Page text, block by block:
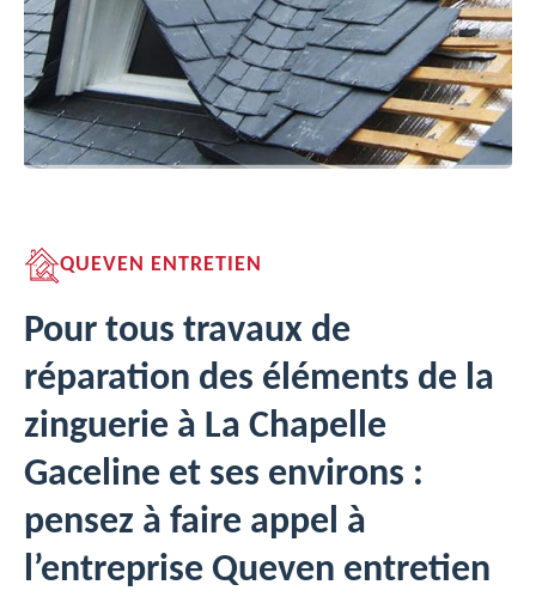
QUEVEN ENTRETIEN
Pour tous travaux de
réparation des éléments de la
zinguerie à La Chapelle
Gaceline et ses environs :
pensez à faire appel à
l’entreprise Queven entretien